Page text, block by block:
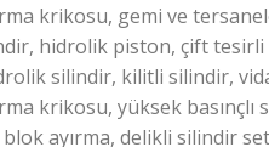
krikosu, gemi ve
hidrolik piston, çift
silindir, kilitli silindir,
krikosu, yüksek basınçlı
blok ayırma, delikli silindir